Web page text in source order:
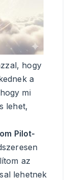
hogy
a
mi
lehet,
Pilot-
az
lehetnek